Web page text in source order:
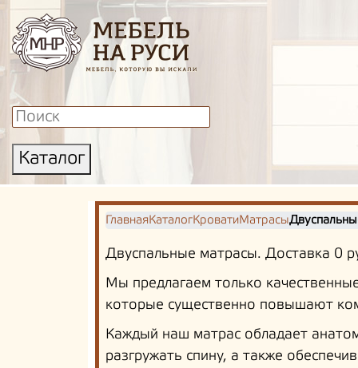
Каталог
ГлавнаяКаталогКроватиМатрасы
Двуспальные матрасы. Доставка 0
Мы предлагаем только
которые существенно повышают
Каждый наш матрас обладает
разгружать спину, а также